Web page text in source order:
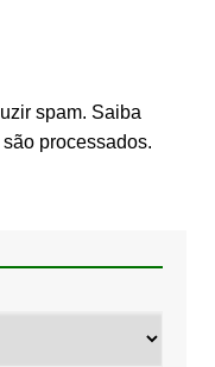
spam. Saiba
processados.